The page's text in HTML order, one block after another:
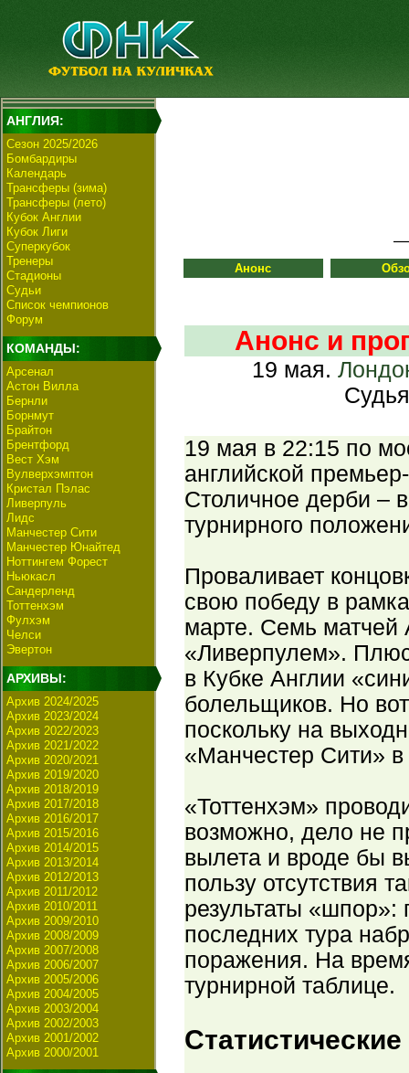
АНГЛИЯ:
Сезон 2025/2026
Бомбардиры
Календарь
Трансферы (зима)
Трансферы (лето)
Кубок Англии
Кубок Лиги
Суперкубок
Тренеры
Стадионы
Судьи
Список чемпионов
Форум
КОМАНДЫ:
Арсенал
Астон Вилла
Бернли
Борнмут
Брайтон
Брентфорд
Вест Хэм
Вулверхэмптон
Кристал Пэлас
Ливерпуль
Лидс
Манчестер Сити
Манчестер Юнайтед
Ноттингем Форест
Ньюкасл
Сандерленд
Тоттенхэм
Фулхэм
Челси
Эвертон
АРХИВЫ:
Архив 2024/2025
Архив 2023/2024
Архив 2022/2023
Архив 2021/2022
Архив 2020/2021
Архив 2019/2020
Архив 2018/2019
Архив 2017/2018
Архив 2016/2017
Архив 2015/2016
Архив 2014/2015
Архив 2013/2014
Архив 2012/2013
Архив 2011/2012
Архив 2010/2011
Архив 2009/2010
Архив 2008/2009
Архив 2007/2008
Архив 2006/2007
Архив 2005/2006
Архив 2004/2005
Архив 2003/2004
Архив 2002/2003
Архив 2001/2002
Архив 2000/2001
Анонс
Анонс и
19 мая.
19 мая в 22:15 по
английской
Столичное дерби –
турнирного
Проваливает
свою победу в
марте. Семь
«Ливерпулем».
в Кубке Англии
болельщиков. Но
поскольку на
«Манчестер Сити»
«Тоттенхэм»
возможно, дело не
вылета и вроде бы
пользу отсутствия
результаты
последних тура
поражения. На
турнирной таблице.